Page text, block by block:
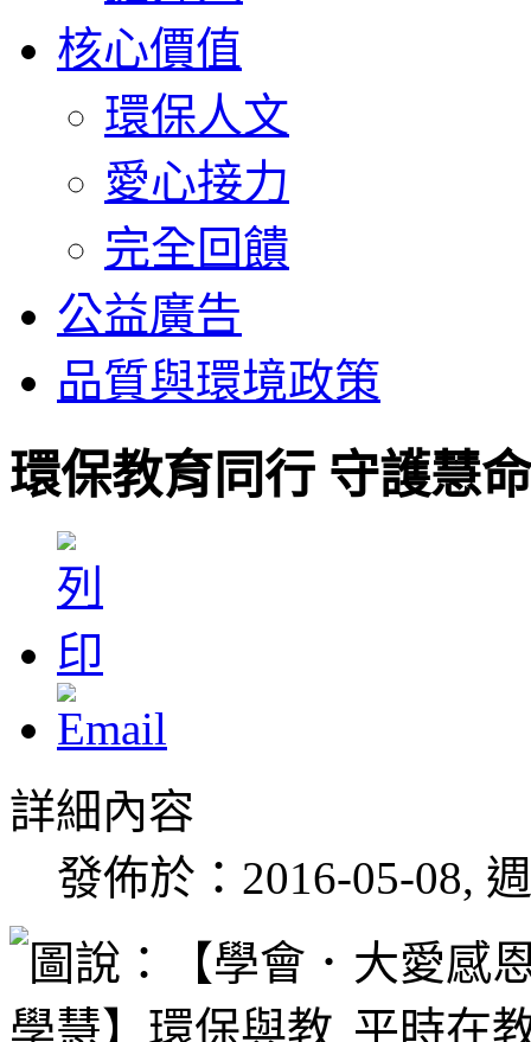
核心價值
環保人文
愛心接力
完全回饋
公益廣告
品質與環境政策
環保教育同行 守護慧
詳細內容
發佈於：2016-05-08,
大愛感
平時在